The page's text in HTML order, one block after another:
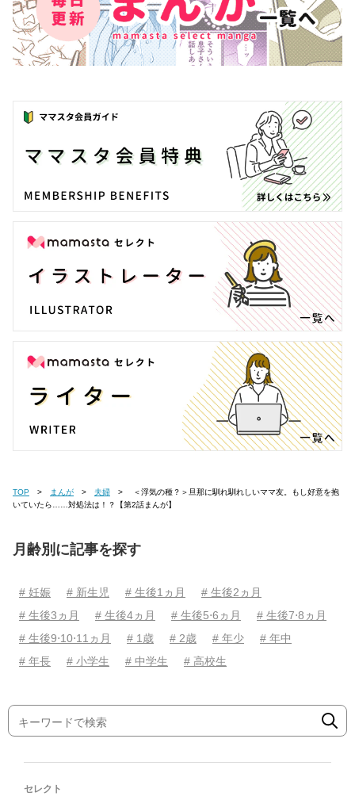
TOP まんが 夫婦
いていたら……対処法は！？【第2話まんが】
月齢別に記事を探す
# 妊娠 # 新生児 # 生後1ヵ月
# 生後2ヵ月
# 生後3ヵ月
# 生後4ヵ月 # 生後5⋅6ヵ月
# 生後7⋅8ヵ月
# 生後9⋅10⋅11ヵ月
# 1歳 # 2歳 # 年少
# 年中
# 年長
# 小学生 # 中学生 # 高校生
セレクト